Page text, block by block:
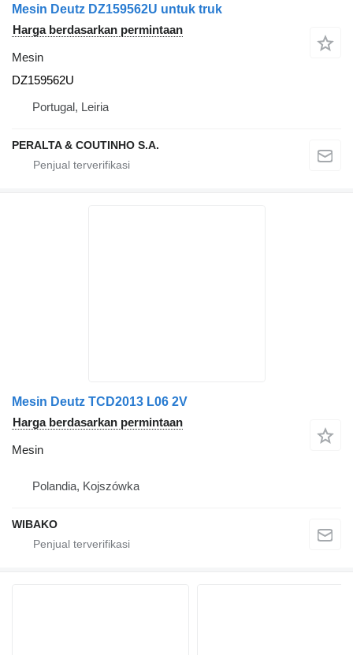
Mesin Deutz DZ159562U untuk truk
Harga berdasarkan permintaan
Mesin
DZ159562U
Portugal, Leiria
PERALTA & COUTINHO S.A.
Mesin Deutz TCD2013 L06 2V
Harga berdasarkan permintaan
Mesin
Polandia, Kojszówka
WIBAKO